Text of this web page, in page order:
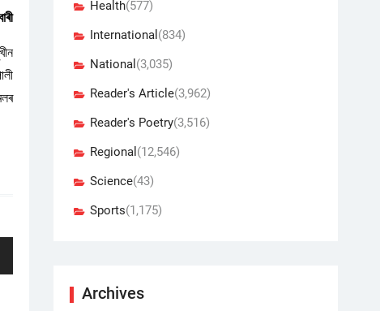
Health(577)
International (834)
National (3,035)
Reader's Article(3,962)
Reader's Poetry(3,516)
Regional (12,546)
Science(43)
Sports(1,175)
Archives